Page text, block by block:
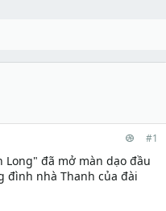
#1
Long" đã mở màn dạo đầu
đình nhà Thanh của đài